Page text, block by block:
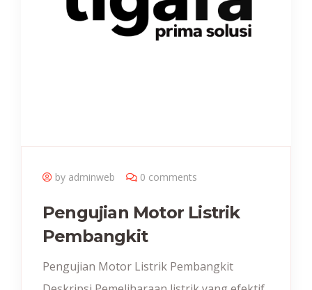
by adminweb 0 comments
Pengujian Motor Listrik
Pembangkit
Pengujian Motor Listrik Pembangkit